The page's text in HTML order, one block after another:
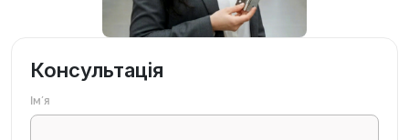
Консультація
Імʼя